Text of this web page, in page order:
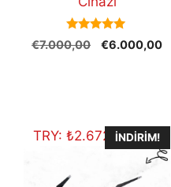
5.00
out of 5
€7.000,00
Orijinal
€6.000,00Şu
TRY:₺2.672.996,90
İNDIRIM!